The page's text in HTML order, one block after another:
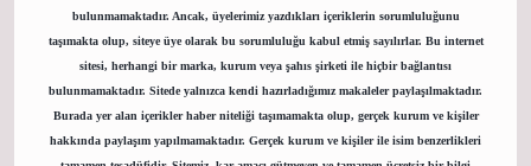
bulunmamaktadır. Ancak, üyelerimiz yazdıkları içeriklerin sorumluluğunu
taşımakta olup, siteye üye olarak bu sorumluluğu kabul etmiş sayılırlar. Bu internet
sitesi, herhangi bir marka, kurum veya şahıs şirketi ile hiçbir bağlantısı
bulunmamaktadır. Sitede yalnızca kendi hazırladığımız makaleler paylaşılmaktadır.
Burada yer alan içerikler haber niteliği taşımamakta olup, gerçek kurum ve kişiler
hakkında paylaşım yapılmamaktadır. Gerçek kurum ve kişiler ile isim benzerlikleri